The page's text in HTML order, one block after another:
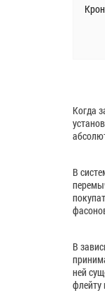
Когда
В
В
ней
флейту